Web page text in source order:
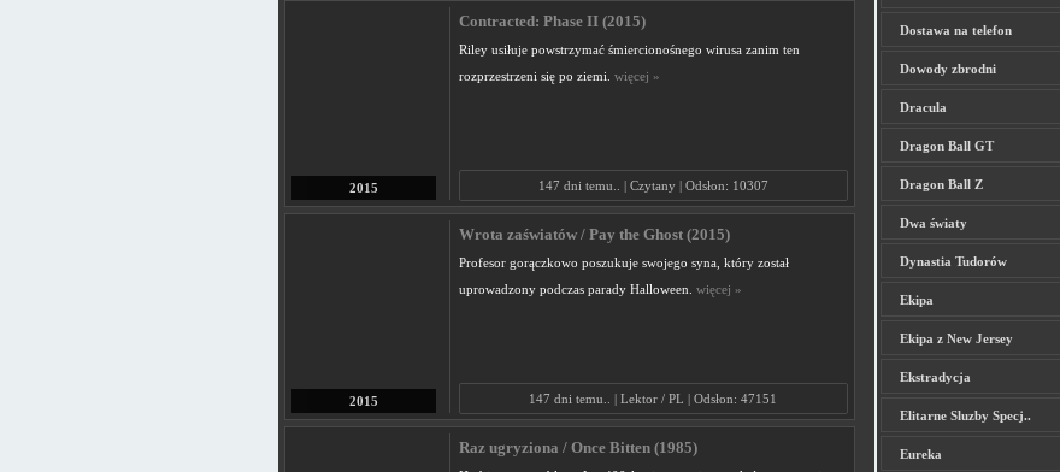
2015
Contracted: Phase II (2015)
Riley usiłuje powstrzymać śmiercionośnego wirusa zanim ten
rozprzestrzeni się po ziemi. więcej »
147 dni temu.. | Czytany | Odsłon: 10307
2015
Wrota zaświatów / Pay the Ghost (2015)
Profesor gorączkowo poszukuje swojego syna, który został
uprowadzony podczas parady Halloween. więcej »
147 dni temu.. | Lektor / PL | Odsłon: 47151
Raz ugryziona / Once Bitten (1985)
Dostawa na telefon
Dowody zbrodni
Dracula
Dragon Ball GT
Dragon Ball Z
Dwa światy
Dynastia Tudorów
Ekipa
Ekipa z New Jersey
Ekstradycja
Elitarne Sluzby Specj..
Eureka